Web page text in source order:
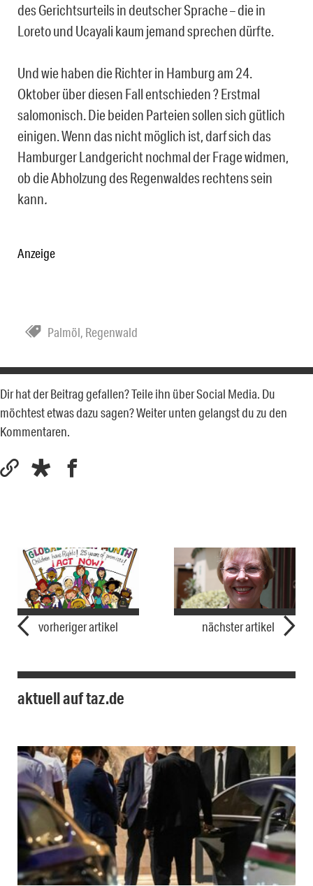
des Gerichtsurteils in deutscher Sprache – die in
Loreto und Ucayali kaum jemand sprechen dürfte.
Und wie haben die Richter in Hamburg am 24.
Oktober über diesen Fall entschieden ? Erstmal
salomonisch. Die beiden Parteien sollen sich gütlich
einigen. Wenn das nicht möglich ist, darf sich das
Hamburger Landgericht nochmal der Frage widmen,
ob die Abholzung des Regenwaldes rechtens sein
kann.
Anzeige
Palmöl, Regenwald
Dir hat der Beitrag gefallen? Teile ihn über Social Media. Du
möchtest etwas dazu sagen? Weiter unten gelangst du zu den
Kommentaren.
vorheriger artikel nächster artikel
aktuell auf taz.de